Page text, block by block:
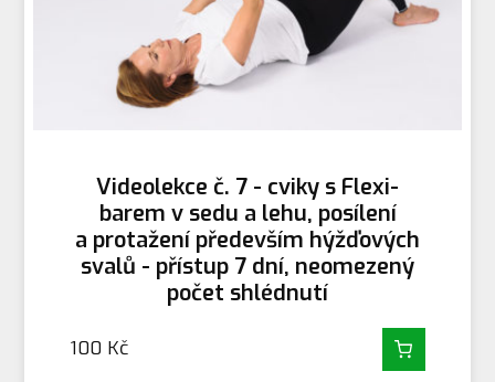
Videolekce č. 7 - cviky s Flexi-
barem v sedu a lehu, posílení
a protažení především hýžďových
svalů - přístup 7 dní, neomezený
počet shlédnutí
100 Kč